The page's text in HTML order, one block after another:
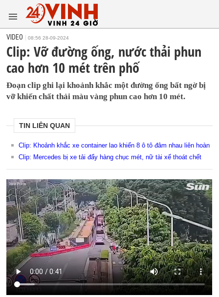
VIDEO 08:56 28-09-2024
Clip: Vỡ đường ống, nước thải phun
cao hơn 10 mét trên phố
Đoạn clip ghi lại khoảnh khắc một đường ống bất ngờ bị
vỡ khiến chất thải màu vàng phun cao hơn 10 mét.
TIN LIÊN QUAN
Clip: Khoảnh khắc xe container lao khiến 8 ô tô đâm nhau liên hoàn
Clip: Mercedes bị xe tải đẩy hàng chục mét, nữ tài xế thoát chết